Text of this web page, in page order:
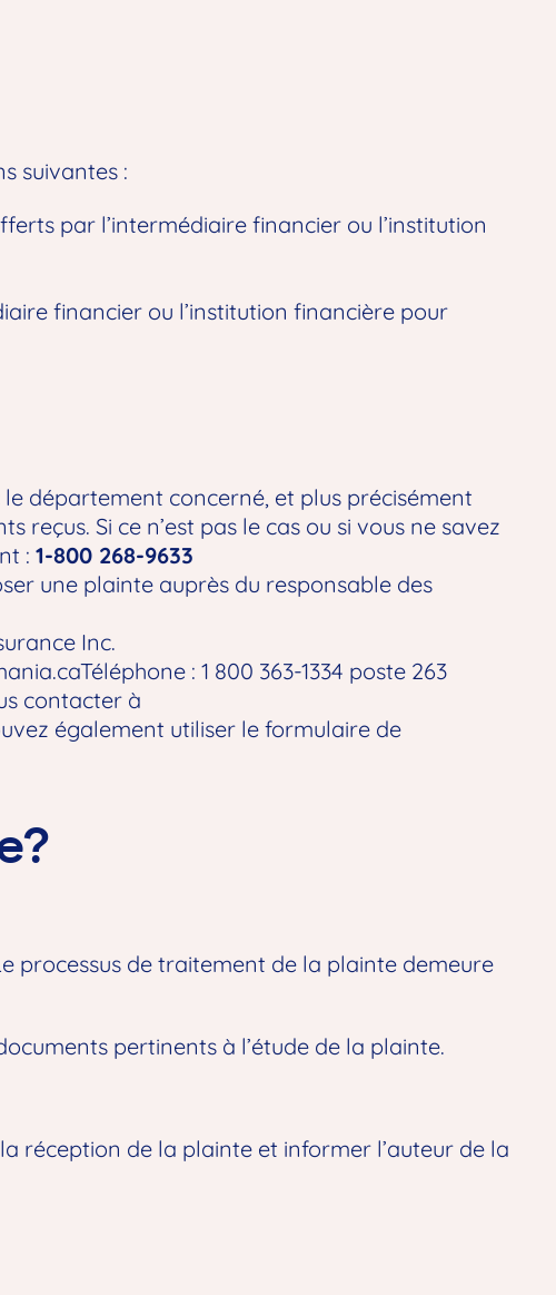
suivantes :
par l’intermédiaire financier ou l’institution
financier ou l’institution financière pour
département concerné, et plus précisément
Si ce n’est pas le cas ou si vous ne savez
:1-800 268-9633
une plainte auprès du responsable des
Inc.
Téléphone :1 800 363-1334 poste 263
contacter à
également utiliser leformulaire de
processus de traitement de la plainte demeure
pertinents à l’étude de la plainte.
réception de la plainte et informer l’auteur de la